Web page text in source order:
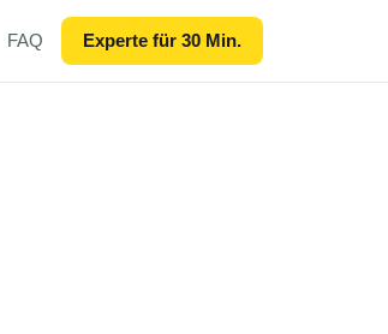
FAQ Experte für 30 Min.